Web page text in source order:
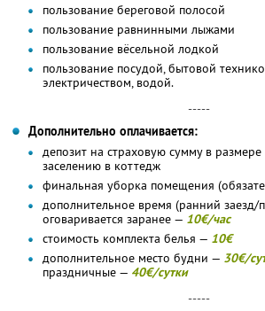
пользование береговой полосой
пользование равнинными лыжами
пользование вёсельной лодкой
пользование посудой, бытовой
электричеством, водой.
-----
Дополнительно оплачивается:
депозит на страховую сумму в размере
заселению в коттедж
финальная уборка помещения
дополнительное время (ранний заезд/
оговаривается заранее — 10€/час
стоимость комплекта белья — 10€
дополнительное место будни — 30€/
праздничные — 40€/сутки
-----